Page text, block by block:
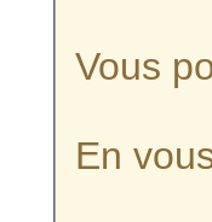
Vous
En